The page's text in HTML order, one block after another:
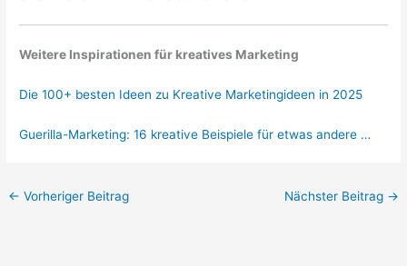
Weitere Inspirationen für kreatives Marketing
Die 100+ besten Ideen zu Kreative Marketingideen in 2025
Guerilla-Marketing: 16 kreative Beispiele für etwas andere …
← Vorheriger Beitrag Nächster Beitrag →